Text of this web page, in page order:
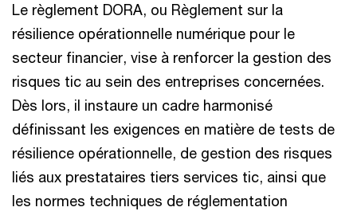
Le règlement DORA, ou Règlement sur la
résilience opérationnelle numérique pour le
secteur financier, vise à renforcer la gestion des
risques tic au sein des entreprises concernées.
Dès lors, il instaure un cadre harmonisé
définissant les exigences en matière de tests de
résilience opérationnelle, de gestion des risques
liés aux prestataires tiers services tic, ainsi que
les normes techniques de réglementation